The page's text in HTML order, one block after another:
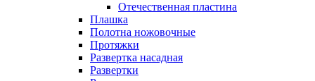
Отечественная пластина
Плашка
Полотна ножовочные
Протяжки
Развертка насадная
Развертки